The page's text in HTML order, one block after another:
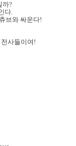
까?
다.
브와 싸운다!
사들이여!